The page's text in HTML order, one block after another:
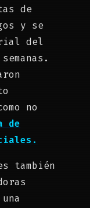
de
y se
del
no
de
también